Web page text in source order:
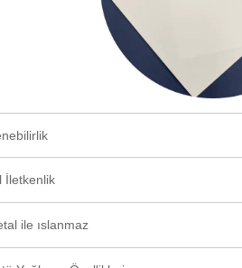
İletkenlik
ile ıslanmaz